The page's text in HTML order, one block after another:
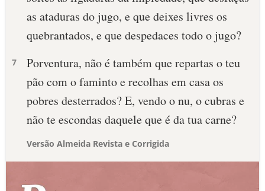
as ataduras do jugo, e que deixes livres os
quebrantados, e que despedaces todo o jugo?
7
Porventura, não é também que repartas o teu
pão com o faminto e recolhas em casa os
pobres desterrados? E, vendo o nu, o cubras e
não te escondas daquele que é da tua carne?
Versão Almeida Revista e Corrigida